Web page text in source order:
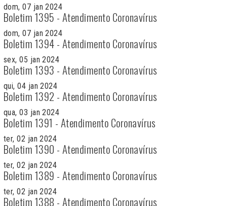
dom, 07 jan 2024
Boletim 1395 - Atendimento Coronavírus
dom, 07 jan 2024
Boletim 1394 - Atendimento Coronavírus
sex, 05 jan 2024
Boletim 1393 - Atendimento Coronavírus
qui, 04 jan 2024
Boletim 1392 - Atendimento Coronavírus
qua, 03 jan 2024
Boletim 1391 - Atendimento Coronavírus
ter, 02 jan 2024
Boletim 1390 - Atendimento Coronavírus
ter, 02 jan 2024
Boletim 1389 - Atendimento Coronavírus
ter, 02 jan 2024
Boletim 1388 - Atendimento Coronavírus